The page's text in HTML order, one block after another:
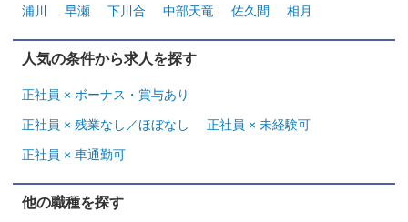
浦川 早瀬 下川合 中部天竜 佐久間 相月
人気の条件から求人を探す
正社員 × ボーナス・賞与あり
正社員 × 残業なし／ほぼなし 正社員 × 未経験可
正社員 × 車通勤可
他の職種を探す